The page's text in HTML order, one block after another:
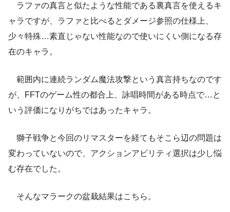
ラファの真言と似たような性能である裏真言を使えるキ
ャラですが、ラファと比べるとダメージ参照の仕様上、
少々特殊…素直じゃない性能なので使いにくい側になる存
在のキャラ。
範囲内に連続ランダム魔法攻撃という真言持ちなのです
が、FFTのゲーム性の都合上、詠唱時間がある時点で…と
いう評価になりがちではあったキャラ。
獅子戦争と今回のリマスターを経てもそこら辺の問題は
変わっていないので、アクションアビリティ選択は少し悩
む存在でした。
そんなマラークの盆栽結果はこちら。